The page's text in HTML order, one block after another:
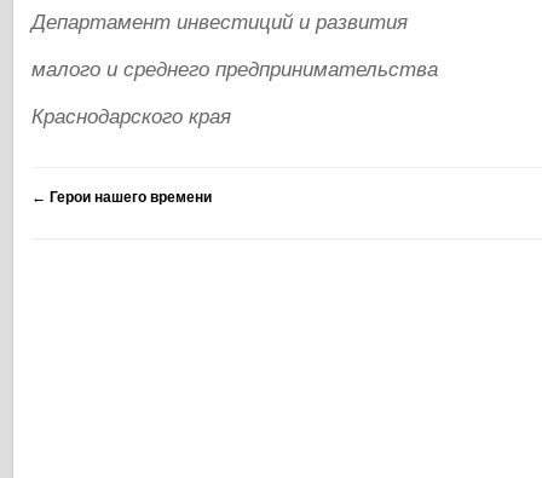
Департамент инвестиций и развития
малого и среднего предпринимательства
Краснодарского края
← Герои нашего времени